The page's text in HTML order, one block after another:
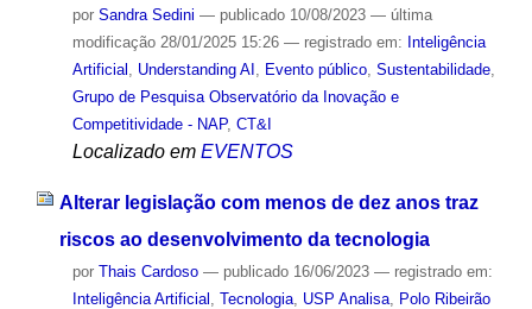
por Sandra Sedini — publicado10/08/2023 — última
modificação28/01/2025 15:26 — registrado em: Inteligência
Artificial
Understanding AI Evento público, Sustentabilidade,
Grupo de Pesquisa Observatório da Inovação e
Competitividade - NAP, CT&I
Localizado em EVENTOS
Alterar legislação com menos de dez anos traz
riscos ao desenvolvimento da tecnologia
por Thais Cardoso — publicado16/06/2023 — registrado em:
Inteligência Artificial Tecnologia, USP Analisa, Polo Ribeirão